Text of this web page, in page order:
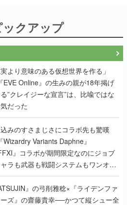
クアップ
実より意味のある仮想世界を作る」
Online』の生みの親が18年掲げ
”クレイジーな宣言”は、比喩ではな
だった
みのすさまじさにコラボ先も驚嘆
Variants Daphne』
』コラボが期間限定なのにジョブ
ラも武器も戦闘システムもワンオフ
込まれた理由を両ディレクターに聞
』の弓削雅稔×『ライデンファ
ズ』の齋藤貴幸──かつて縦シュー全